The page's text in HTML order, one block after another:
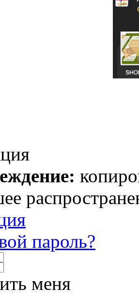
пароль?
меня